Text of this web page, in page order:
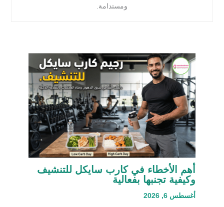
ومستدامة.
أهم الأخطاء في كارب سايكل للتنشيف
وكيفية تجنبها بفعالية
أغسطس 6, 2026